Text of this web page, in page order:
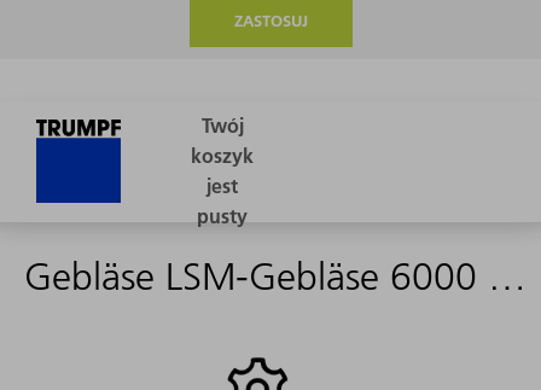
ZASTOSUJ
Gebläse LSM-Gebläse 6000 E OS - 1941554